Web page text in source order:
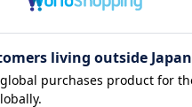
【C】カラフル
クラシカルレトロな
ルチパターンのカラ
SIZE